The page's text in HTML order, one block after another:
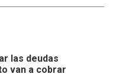
las deudas
van a cobrar